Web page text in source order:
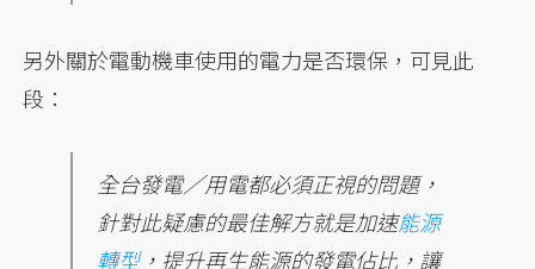
另外關於電動機車使用的電力是否環保，可見此
段：
全台發電／用電都必須正視的問題，
針對此疑慮的最佳解方就是加速能源
轉型，提升再生能源的發電佔比，讓